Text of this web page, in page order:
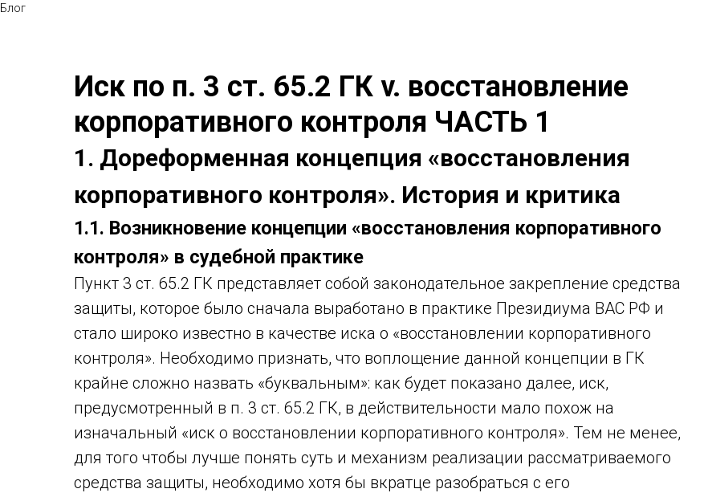
Блог
Иск по п. 3 ст. 65.2 ГК v. восстановление
корпоративного контроля ЧАСТЬ 1
1. Дореформенная концепция «восстановления
корпоративного контроля». История и критика
1.1. Возникновение концепции «восстановления корпоративного
контроля» в судебной практике
Пункт 3 ст. 65.2 ГК представляет собой законодательное закрепление средства
защиты, которое было сначала выработано в практике Президиума ВАС РФ и
стало широко известно в качестве иска о «восстановлении корпоративного
контроля». Необходимо признать, что воплощение данной концепции в ГК
крайне сложно назвать «буквальным»: как будет показано далее, иск,
предусмотренный в п. 3 ст. 65.2 ГК, в действительности мало похож на
изначальный «иск о восстановлении корпоративного контроля». Тем не менее,
для того чтобы лучше понять суть и механизм реализации рассматриваемого
средства защиты, необходимо хотя бы вкратце разобраться с его